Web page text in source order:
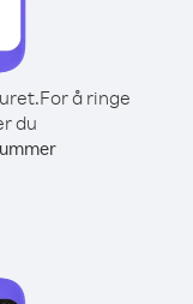
For å ringe
du